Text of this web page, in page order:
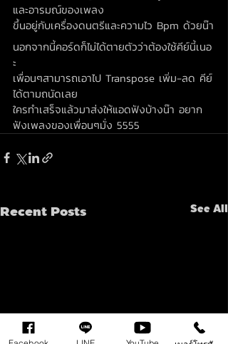
และอารมณ์ของเพลง
ขึ้นอยู่กับเครื่องดนตรีและความไว Bpm ด้วยน๊า
นอกจากนี้คอร์ดก็ไม่ได้ตายตัวว่าต้องใช้คีย์นี้เนอ
ะ
เพื่อนๆสามารถเอาไป Transpose เพิ่ม-ลด คีย์
ได้ตามถนัดเลย
ใครทำเสร็จแล้วมาส่งให้แอดฟังบ้างน๊า อยาก
ฟังเพลงของเพื่อนๆมั่ง 5555
Recent Posts See All